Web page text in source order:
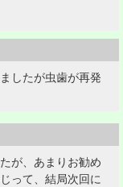
したが虫歯が再発
が、あまりお勧め
って、結局次回に